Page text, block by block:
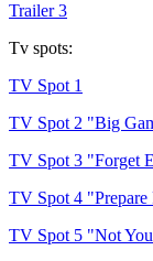
Trailer 3
Tv spots:
TV Spot 1
TV Spot 2 "Big
TV Spot 3 "Forget
TV Spot 4
TV Spot 5 "Not